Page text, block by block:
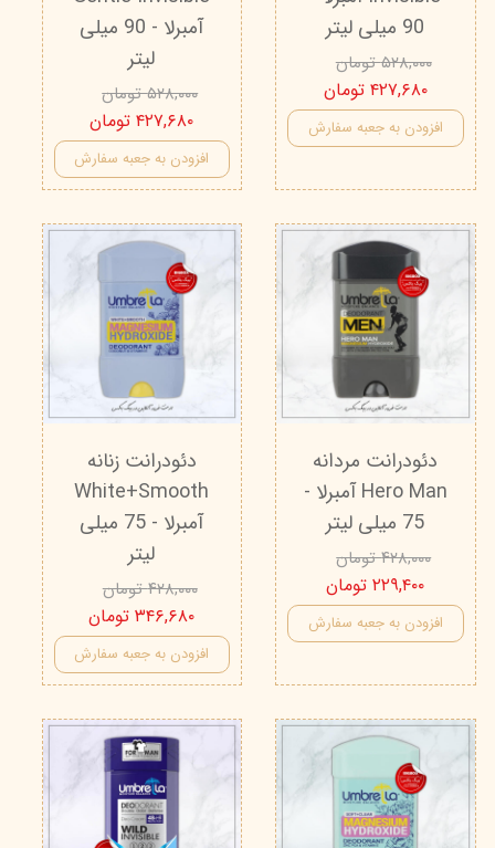
90 میلی لیتر
۵۲۸,۰۰۰ تومان
۴۲۷,۶۸۰ تومان
افزودن به جعبه سفارش
آمبرلا - 90 میلی
لیتر
۵۲۸,۰۰۰ تومان
۴۲۷,۶۸۰ تومان
افزودن به جعبه سفارش
دئودرانت مردانه
Hero Man آمبرلا -
75 میلی لیتر
۴۲۸,۰۰۰ تومان
۲۲۹,۴۰۰ تومان
افزودن به جعبه سفارش
دئودرانت زنانه
White+Smooth
آمبرلا - 75 میلی
لیتر
۴۲۸,۰۰۰ تومان
۳۴۶,۶۸۰ تومان
افزودن به جعبه سفارش